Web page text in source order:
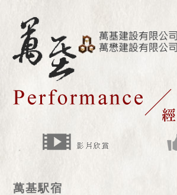
萬基駅宿